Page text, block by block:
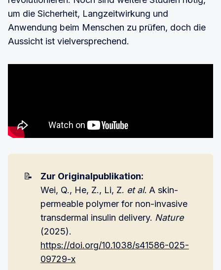
um die Sicherheit, Langzeitwirkung und
Anwendung beim Menschen zu prüfen, doch die
Aussicht ist vielversprechend.
📝
Zur Originalpublikation:
Wei, Q., He, Z., Li, Z. et al. A skin-
permeable polymer for non-invasive
transdermal insulin delivery. Nature
(2025).
https://doi.org/10.1038/s41586-025-
09729-x